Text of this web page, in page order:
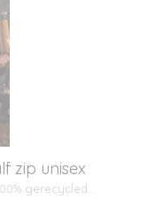
zip unisex
gerecycled…